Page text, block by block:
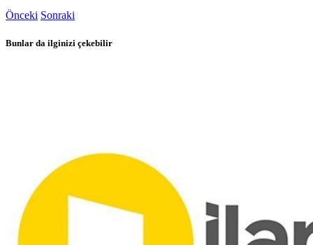
Önceki Sonraki
Bunlar da ilginizi çekebilir